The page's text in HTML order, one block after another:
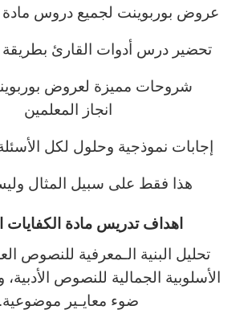
عروض بوربوينت لجميع دروس مادة
تحضير درس أدوات القارئ بطريقة
شروحات مميزة لعروض
انجاز المعلمين
إجابات نموذجية وحلول لكل
هذا فقط على سبيل المثال
اهداف تدريس مادة الكفايات
تحليل البنية الـمعرفية للنصوص
الأسلوبية الجمالية للنصوص
ضوء معايـير موضوعية.